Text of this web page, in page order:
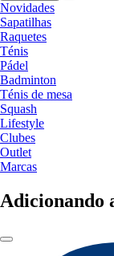
Novidades
Sapatilhas
Raquetes
Ténis
Pádel
Badminton
Ténis de mesa
Squash
Lifestyle
Clubes
Outlet
Marcas
Adicionando